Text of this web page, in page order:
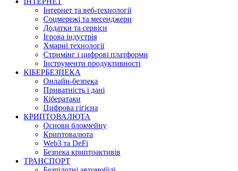
Інтернет та веб-технології
Соцмережі та месенджери
Додатки та сервіси
Ігрова індустрія
Хмарні технології
Стримінг і цифрові платформи
Інструменти продуктивності
КІБЕРБЕЗПЕКА
Онлайн-безпека
Приватність і дані
Кібератаки
Цифрова гігієна
КРИПТОВАЛЮТА
Основи блокчейну
Криптовалюта
Web3 та DeFi
Безпека криптоактивів
ТРАНСПОРТ